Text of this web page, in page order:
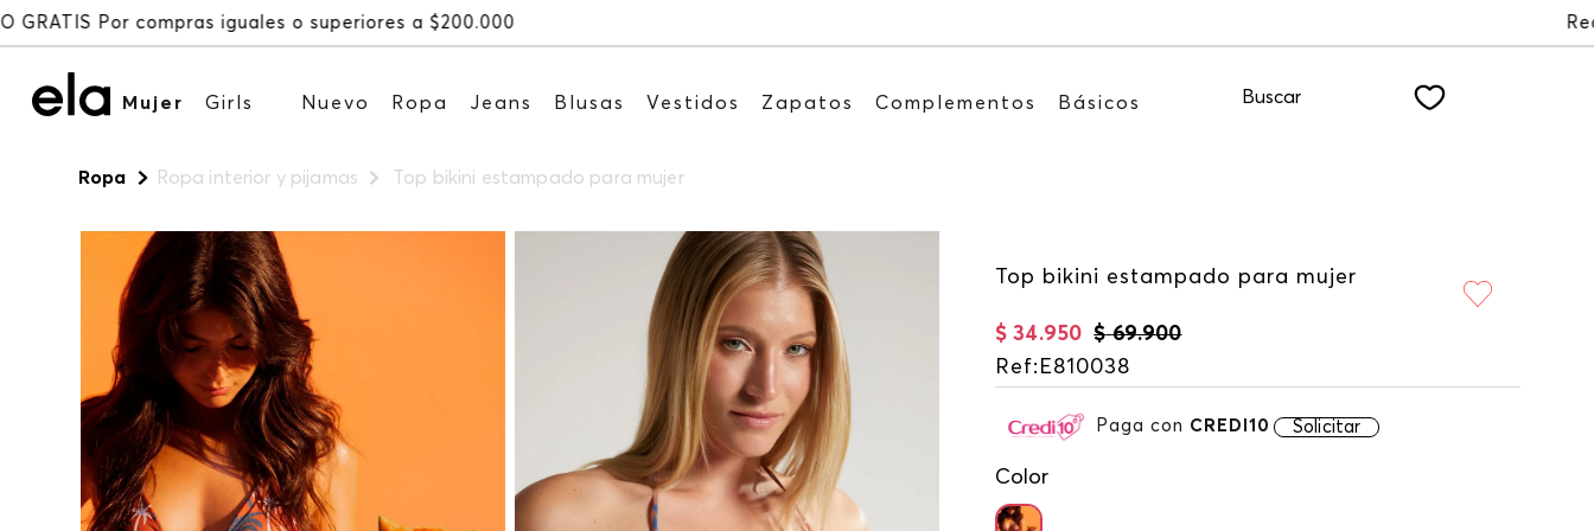
Mujer Girls Nuevo Ropa Jeans Blusas Vestidos Zapatos Complementos Básicos Buscar
Ropa Ropa interior y pijamas Top bikini estampado para mujer
Top bikini estampado para mujer
$ 69.900
$ 34.950
Ref: E810038
Paga con CREDI10 Solicitar
Color